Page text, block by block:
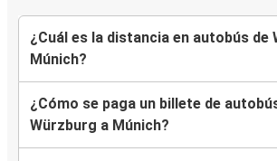
¿Cuál es la distancia en autobús de
Múnich?
¿Cómo se paga un billete de
Würzburg a Múnich?